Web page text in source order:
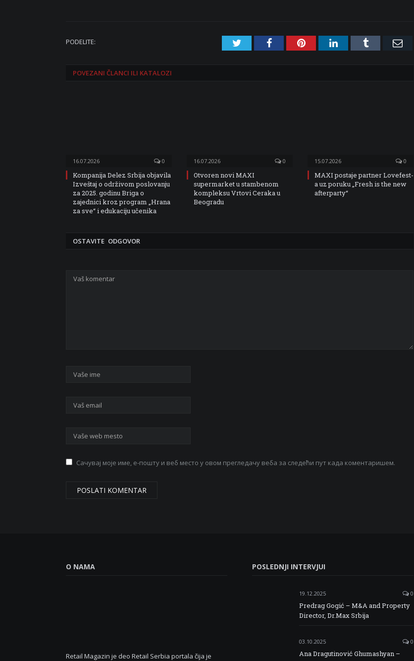
PODELITE: TwitterFacebookPinterestLinkedInTumblr
POVEZANI ČLANCI ILI KATALOZI
16.07.2026 0
Kompanija Delez Srbija objavila
Izveštaj o održivom poslovanju
za 2025. godinu Briga o
zajednici kroz program „Hrana
za sve“ i edukaciju učenika
16.07.2026 0
Otvoren novi MAXI
supermarket u stambenom
kompleksu Vrtovi Ceraka u
Beogradu
15.07.2026 0
MAXI postaje partner Lovefest-
a uz poruku „Fresh is the new
afterparty“
OSTAVITE ODGOVOR
Сачувај моје име, е-пошту и веб место у овом прегледачу веба за следећи пут када коментаришем.
O NAMA
Retail Magazin je deo Retail Serbia portala čija je
POSLEDNJI INTERVJUI
19.12.2025 0
Predrag Gogić – M&A and Property
Director, Dr.Max Srbija
03.10.2025 0
Ana Dragutinović Ghumashyan –